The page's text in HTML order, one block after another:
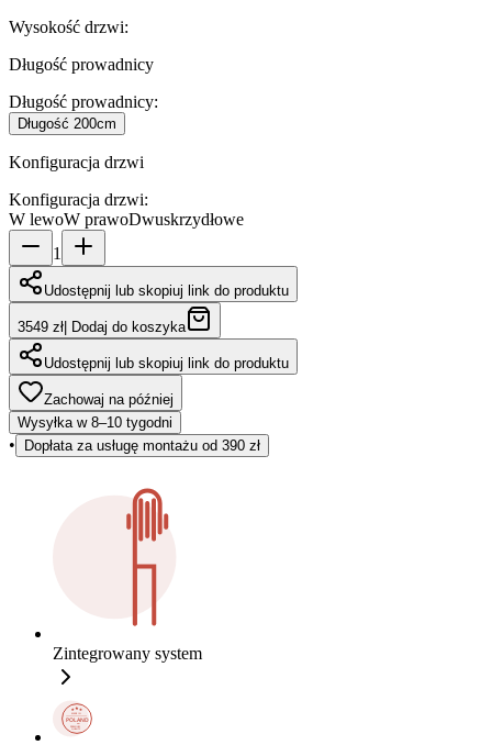
Wysokość drzwi:
Długość prowadnicy
Długość prowadnicy:
Długość 200cm
Konfiguracja drzwi
Konfiguracja drzwi:
W lewoW prawoDwuskrzydłowe
1
Udostępnij lub skopiuj link do produktu
3549 zł| Dodaj do koszyka
Udostępnij lub skopiuj link do produktu
Zachowaj na później
Wysyłka w 8–10 tygodni
• Dopłata za usługę montażu od 390 zł
Zintegrowany system